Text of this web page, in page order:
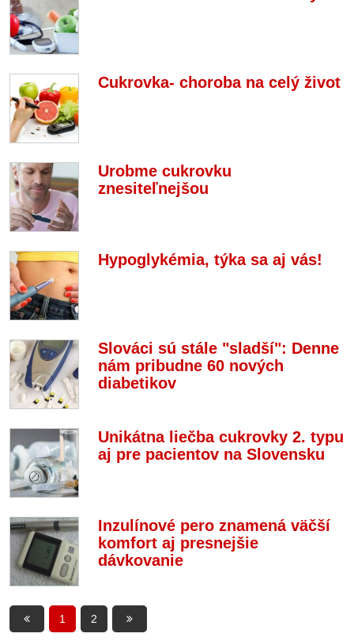
Cukrovka- choroba na celý život
Urobme cukrovku
znesiteľnejšou
Hypoglykémia, týka sa aj vás!
Slováci sú stále "sladší": Denne
nám pribudne 60 nových
diabetikov
Unikátna liečba cukrovky 2. typu
aj pre pacientov na Slovensku
Inzulínové pero znamená väčší
komfort aj presnejšie
dávkovanie
1 2